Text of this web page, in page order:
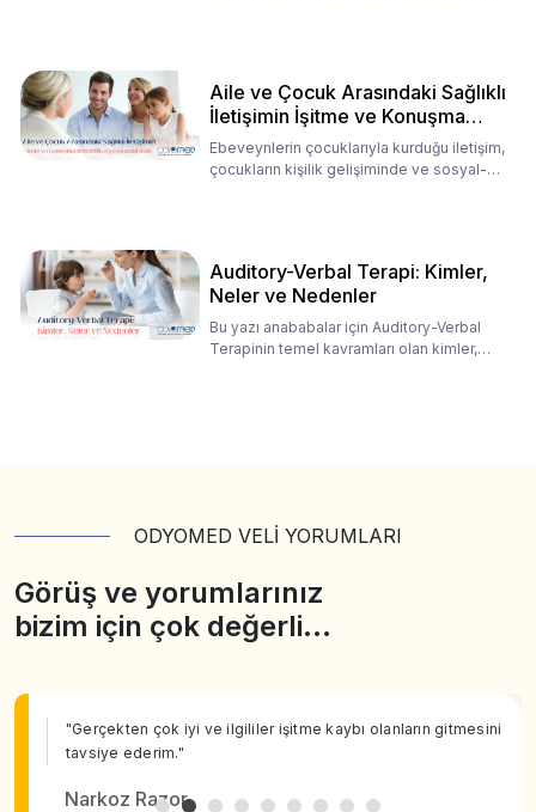
Aile ve Çocuk Arasındaki Sağlıklı
İletişimin İşitme ve Konuşma
Rehabilitasyonundaki Rolü
Ebeveynlerin çocuklarıyla kurduğu iletişim,
çocukların kişilik gelişiminde ve sosyal-
Auditory-Verbal Terapi: Kimler,
Neler ve Nedenler
Bu yazı anababalar için Auditory-Verbal
Terapinin temel kavramları olan kimler,
ODYOMED VELİ YORUMLARI
Görüş ve yorumlarınız
bizim için çok değerli…
"Gerçekten çok iyi ve ilgililer işitme kaybı olanların gitmesini
tavsiye ederim."
Narkoz Razor